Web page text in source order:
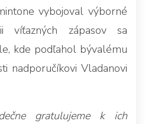
vybojoval výborné
zápasov sa
kde podľahol bývalému
nadporučíkovi Vladanovi
gratulujeme k ich